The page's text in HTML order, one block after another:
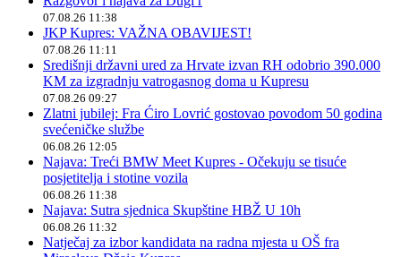
07.08.26 11:38
JKP Kupres: VAŽNA OBAVIJEST!
07.08.26 11:11
Središnji državni ured za Hrvate izvan RH odobrio 390.000
KM za izgradnju vatrogasnog doma u Kupresu
07.08.26 09:27
Zlatni jubilej: Fra Ćiro Lovrić gostovao povodom 50 godina
svećeničke službe
06.08.26 12:05
Najava: Treći BMW Meet Kupres - Očekuju se tisuće
posjetitelja i stotine vozila
06.08.26 11:38
Najava: Sutra sjednica Skupštine HBŽ U 10h
06.08.26 11:32
Natječaj za izbor kandidata na radna mjesta u OŠ fra